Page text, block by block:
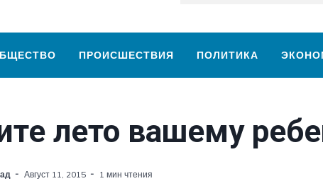
ПРОИСШЕСТВИЯ ПОЛИТИКА
лето вашему
Август 11, 2015 1 мин чтения